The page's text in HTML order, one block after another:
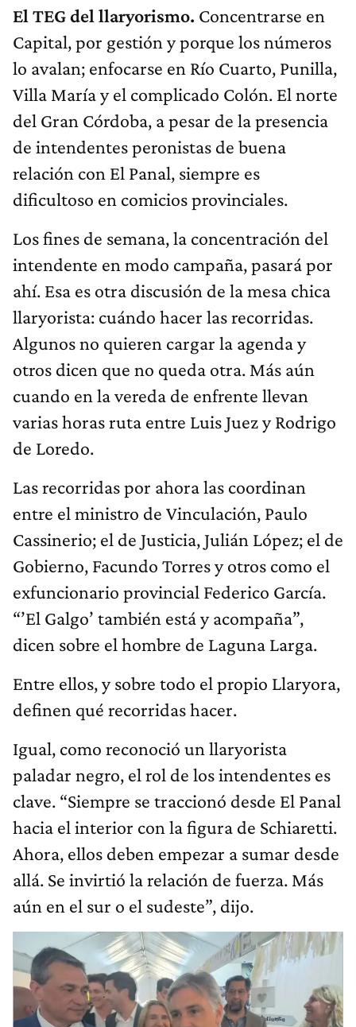
El TEG del llaryorismo. Concentrarse en
Capital, por gestión y porque los números
lo avalan; enfocarse en Río Cuarto, Punilla,
Villa María y el complicado Colón. El norte
del Gran Córdoba, a pesar de la presencia
de intendentes peronistas de buena
relación con El Panal, siempre es
dificultoso en comicios provinciales.
Los fines de semana, la concentración del
intendente en modo campaña, pasará por
ahí. Esa es otra discusión de la mesa chica
llaryorista: cuándo hacer las recorridas.
Algunos no quieren cargar la agenda y
otros dicen que no queda otra. Más aún
cuando en la vereda de enfrente llevan
varias horas ruta entre Luis Juez y Rodrigo
de Loredo.
Las recorridas por ahora las coordinan
entre el ministro de Vinculación, Paulo
Cassinerio; el de Justicia, Julián López; el de
Gobierno, Facundo Torres y otros como el
exfuncionario provincial Federico García.
“’El Galgo’ también está y acompaña”,
dicen sobre el hombre de Laguna Larga.
Entre ellos, y sobre todo el propio Llaryora,
definen qué recorridas hacer.
Igual, como reconoció un llaryorista
paladar negro, el rol de los intendentes es
clave. “Siempre se traccionó desde El Panal
hacia el interior con la figura de Schiaretti.
Ahora, ellos deben empezar a sumar desde
allá. Se invirtió la relación de fuerza. Más
aún en el sur o el sudeste”, dijo.